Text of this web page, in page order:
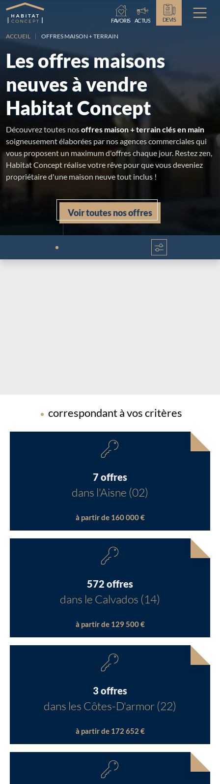
Chargement...
FAVORIS ACTUS DEVIS
ACCUEIL OFFRES MAISON + TERRAIN
Les offres maisons
neuves à vendre
Habitat Concept
Découvrez toutes nosoffres maison + terrain clés en main
soigneusement élaborées par nos agences commerciales qui
vous proposent un maximum d'offres chaque jour. Restez zen,
Habitat Concept réalise votre rêve pour que vous deveniez
propriétaire d'une maison neuve tout inclus !
Voir toutes nos offres
Chargement...
Chargement...
correspondant à vos critères
7 offres
dans l'Aisne (02)
à partir de 160 000 €
572 offres
dans le Calvados (14)
à partir de 129 500 €
3 offres
dans les Côtes-D'armor (22)
à partir de 172 652 €